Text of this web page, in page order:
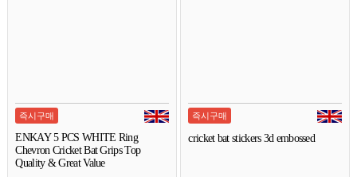
즉시구매
ENKAY 5 PCS WHITE Ring
Chevron Cricket Bat Grips Top
Quality & Great Value
즉시구매
cricket bat stickers 3d embossed